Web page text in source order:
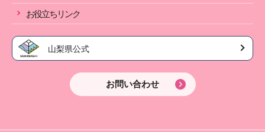
お役立ちリンク
山梨県公式
お問い合わせ